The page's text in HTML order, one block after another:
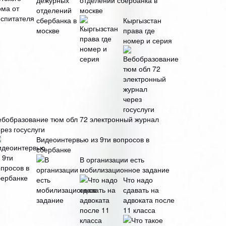
москве
Кыргызстан
права где
номер и серия
тюм обл 72 электронный журнал
госуслуги
Видеоинтервью из 9ти вопросов в
сбербанке
В организации есть
мобилизационное задание
Что надо
сдавать на
адвоката после
11 класса